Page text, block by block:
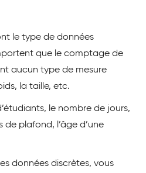
le type de données
que le comptage de
aucun type de mesure
la taille, etc.
le nombre de jours,
plafond, l’âge d’une
données discrètes, vous